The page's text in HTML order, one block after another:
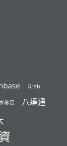
Grab
移民 八達通